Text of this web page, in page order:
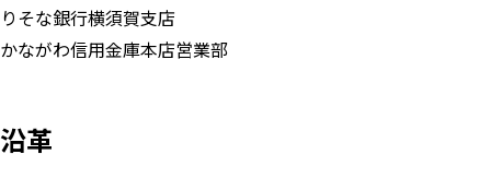
りそな銀行横須賀支店
かながわ信用金庫本店営業部
沿革